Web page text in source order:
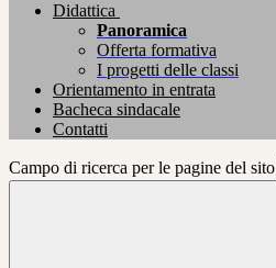
Didattica
Panoramica
Offerta formativa
I progetti delle classi
Orientamento in entrata
Bacheca sindacale
Contatti
Campo di ricerca per le pagine del sito